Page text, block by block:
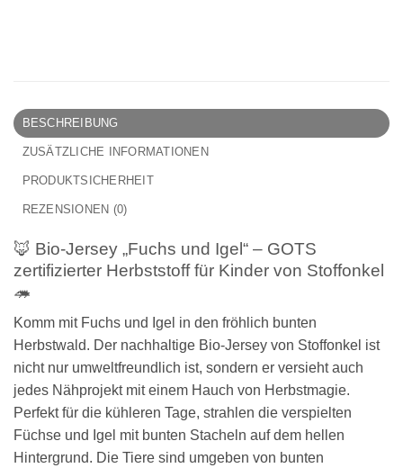
BESCHREIBUNG
ZUSÄTZLICHE INFORMATIONEN
PRODUKTSICHERHEIT
REZENSIONEN (0)
🦊 Bio-Jersey „Fuchs und Igel“ – GOTS
zertifizierter Herbststoff für Kinder von Stoffonkel
🦔
Komm mit Fuchs und Igel in den fröhlich bunten
Herbstwald. Der nachhaltige Bio-Jersey von Stoffonkel ist
nicht nur umweltfreundlich ist, sondern er versieht auch
jedes Nähprojekt mit einem Hauch von Herbstmagie.
Perfekt für die kühleren Tage, strahlen die verspielten
Füchse und Igel mit bunten Stacheln auf dem hellen
Hintergrund. Die Tiere sind umgeben von bunten